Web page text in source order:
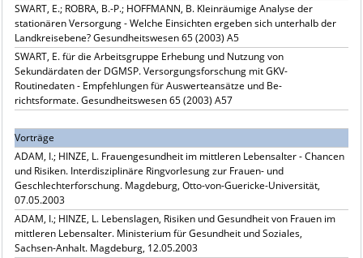
SWART, E.; ROBRA, B.-P.; HOFFMANN, B. Kleinräumige Analyse der
stationären Versorgung - Welche Einsichten ergeben sich unterhalb der
Landkreisebene? Gesundheitswesen 65 (2003) A5
SWART, E. für die Arbeitsgruppe Erhebung und Nutzung von
Sekundärdaten der DGMSP. Versorgungsforschung mit GKV-
Routinedaten - Empfehlungen für Auswerteansätze und Be-
richtsformate. Gesundheitswesen 65 (2003) A57
Vorträge
ADAM, I.; HINZE, L. Frauengesundheit im mittleren Lebensalter - Chancen
und Risiken. Interdisziplinäre Ringvorlesung zur Frauen- und
Geschlechterforschung. Magdeburg, Otto-von-Guericke-Universität,
07.05.2003
ADAM, I.; HINZE, L. Lebenslagen, Risiken und Gesundheit von Frauen im
mittleren Lebensalter. Ministerium für Gesundheit und Soziales,
Sachsen-Anhalt. Magdeburg, 12.05.2003